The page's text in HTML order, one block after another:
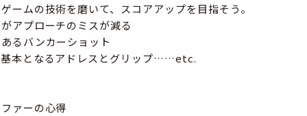
ームの技術を磨いて、スコアアップを目指そう。
アプローチのミスが減る
るバンカーショット
基本となるアドレスとグリップ……etc.
ァーの心得